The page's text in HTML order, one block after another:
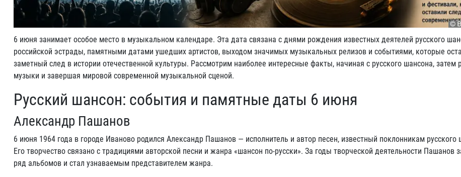
6 июня занимает особое место в музыкальном календаре. Эта дата связана с днями рождения известных деятелей русского
российской эстрады, памятными датами ушедших артистов, выходом значимых музыкальных релизов и событиями, которые
заметный след в истории отечественной культуры. Рассмотрим наиболее интересные факты, начиная с русского шансона, затем
музыки и завершая мировой современной музыкальной сценой.
Русский шансон: события и памятные даты 6 июня
Александр Пашанов
6 июня 1964 года в городе Иваново родился Александр Пашанов — исполнитель и автор песен, известный поклонникам русского
Его творчество связано с традициями авторской песни и жанра «шансон по-русски». За годы творческой деятельности Пашанов
ряд альбомов и стал узнаваемым представителем жанра.